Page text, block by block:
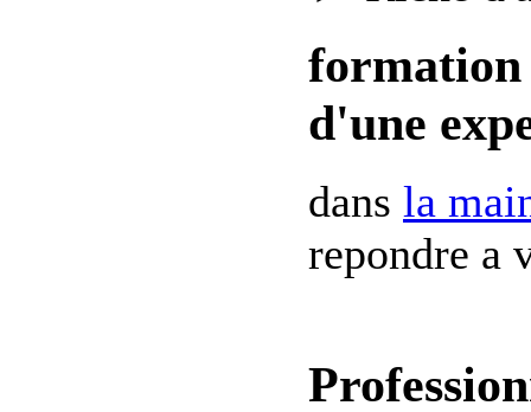
formation
d'une
dans la
repondre a